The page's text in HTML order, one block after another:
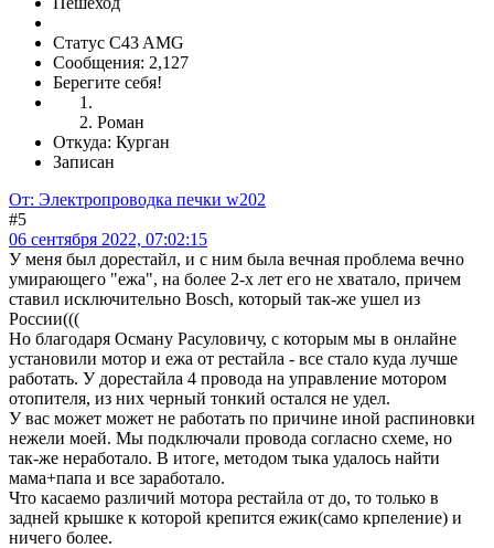
Статус C43 AMG
Сообщения: 2,127
Берегите себя!
Роман
Откуда: Курган
Записан
От: Электропроводка печки w202
#5
06 сентября 2022, 07:02:15
У меня был дорестайл, и с ним была вечная проблема вечно
умирающего "ежа", на более 2-х лет его не хватало, причем
ставил исключительно Bosch, который так-же ушел из
России(((
Но благодаря Осману Расуловичу, с которым мы в онлайне
установили мотор и ежа от рестайла - все стало куда лучше
работать. У дорестайла 4 провода на управление мотором
отопителя, из них черный тонкий остался не удел.
У вас может может не работать по причине иной распиновки
нежели моей. Мы подключали провода согласно схеме, но
так-же неработало. В итоге, методом тыка удалось найти
мама+папа и все заработало.
Что касаемо различий мотора рестайла от до, то только в
задней крышке к которой крепится ежик(само крпеление) и
ничего более.